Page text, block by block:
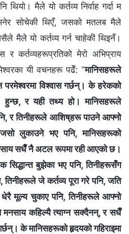
थियो। मैले यो कर्तव्य निर्वाह गर्दा म
सोचेकी थिएँ, जसको मतलब मैले
मैले यो कर्तव्य गर्न चाहेकी थिइनँ।
र कर्तव्यहरूप्रतिको मेरो अभिप्राय
यी वचनहरू पढेँ: “मानिसहरूले
विश्‍वास गर्छन्। के हरेकको
हुन्छ, र यही तथ्य हो। मानिसहरूले
र तिनीहरूले आशिष्‌हरू पाउने आफ्‍नो
लुकाउने भए पनि, मानिसहरूको
सधैँ नै अटल रूपमा रही आएको छ।
बुझेका भए पनि, तिनीहरूसँग
तिनीहरूले जे कर्तव्य पूरा गरे पनि, जति
मूल्य चुकाए पनि, तिनीहरूले आफ्‍नो
कहिल्यै त्याग्न सक्दैनन्, र सधैँ
के मानिसहरूको हृदयको गहिराइमा